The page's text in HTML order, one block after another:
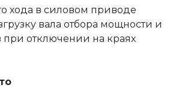
хода в силовом приводе
вала отбора мощности и
при отключении на краях